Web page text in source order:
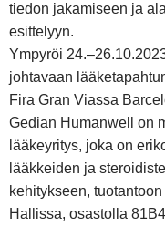
tiedon jakamiseen ja
esittelyyn.
Ympyröi
johtavaan
Fira Gran Viassa
Gedian Humanwell on
lääkeyritys, joka on
lääkkeiden ja
kehitykseen,
Hallissa, osastolla